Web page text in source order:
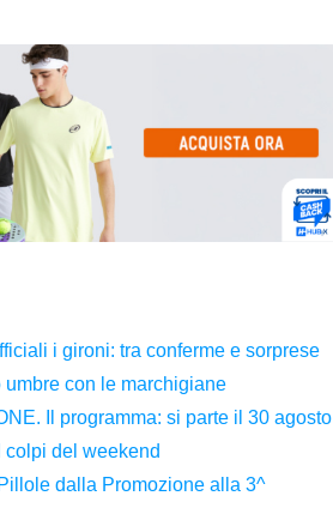
i gironi: tra conferme e sorprese
con le marchigiane
Il programma: si parte il 30 agosto
colpi del weekend
dalla Promozione alla 3^